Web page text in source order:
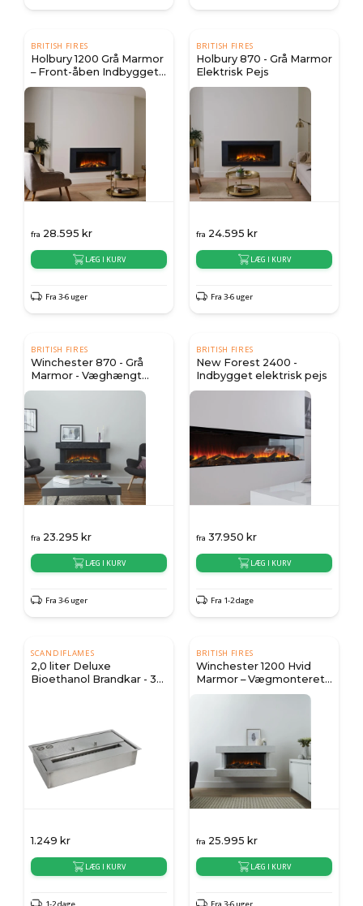
BRITISH FIRES
Holbury 1200 Grå Marmor
– Front-åben Indbygget
Elektrisk Pejs
fra 28.595 kr
LÆG I KURV
Fra 3-6 uger
BRITISH FIRES
Holbury 870 - Grå Marmor
Elektrisk Pejs
fra 24.595 kr
LÆG I KURV
Fra 3-6 uger
BRITISH FIRES
Winchester 870 - Grå
Marmor - Væghængt
Elektrisk Pejs
fra 23.295 kr
LÆG I KURV
Fra 3-6 uger
BRITISH FIRES
New Forest 2400 -
Indbygget elektrisk pejs
fra 37.950 kr
LÆG I KURV
Fra 1-2 dage
SCANDIFLAMES
2,0 liter Deluxe
Bioethanol Brandkar - 32
1.249 kr
LÆG I KURV
BRITISH FIRES
Winchester 1200 Hvid
Marmor – Vægmonteret
Elektrisk Pejs
fra 25.995 kr
LÆG I KURV